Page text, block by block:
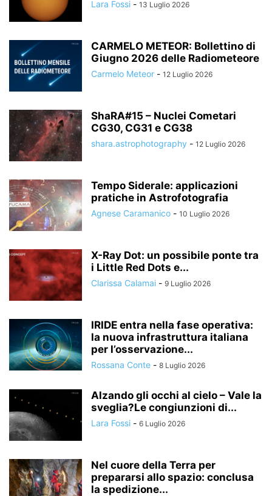
Lara Fossi - 13 Luglio 2026
CARMELO METEOR: Bollettino di
Giugno 2026 delle Radiometeore
Carmelo Meteor - 12 Luglio 2026
ShaRA#15 – Nuclei Cometari
CG30, CG31 e CG38
shara.astrophotography - 12 Luglio 2026
Tempo Siderale: applicazioni
pratiche in Astrofotografia
Agnese Caramanico - 10 Luglio 2026
X-Ray Dot: un possibile ponte tra
i Little Red Dots e...
Clarissa Calamai - 9 Luglio 2026
IRIDE entra nella fase operativa:
la nuova infrastruttura italiana
per l’osservazione...
Rossana Conte - 8 Luglio 2026
Alzando gli occhi al cielo – Vale la
sveglia?Le congiunzioni di...
Lara Fossi - 6 Luglio 2026
Nel cuore della Terra per
prepararsi allo spazio: conclusa
la spedizione...